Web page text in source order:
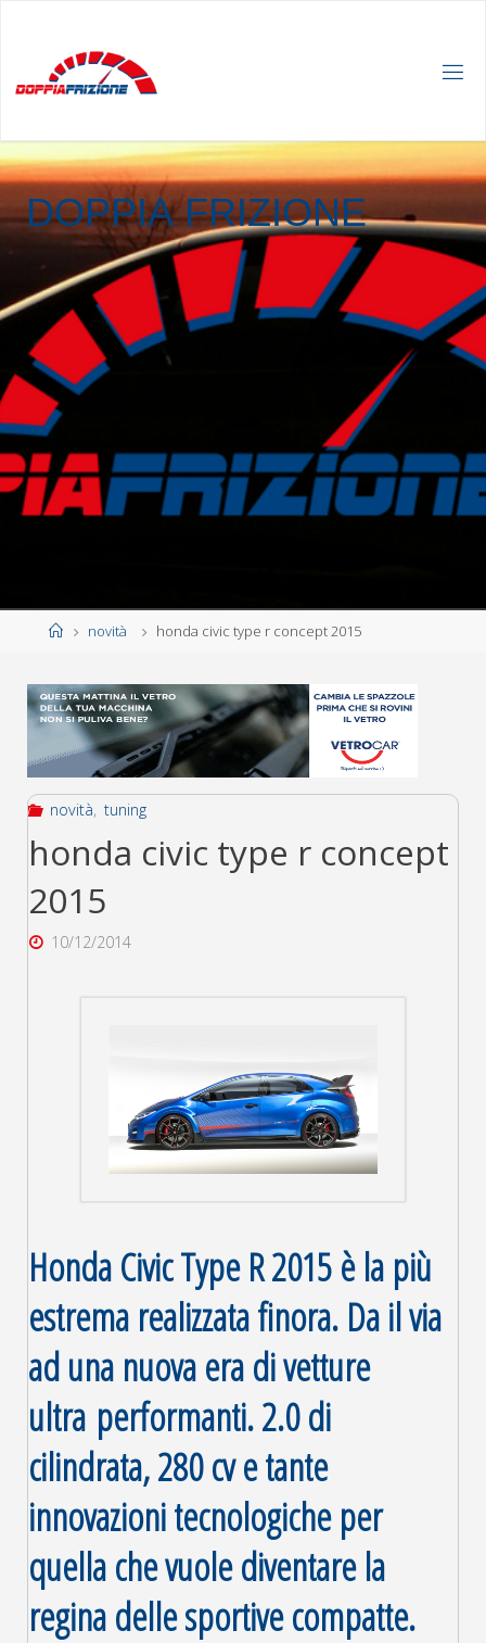
DOPPIA FRIZIONE
Homenovità honda civic type r concept 2015
novità, tuning
honda civic type r concept
2015
10/12/2014
Honda Civic Type R 2015 è la più
estrema realizzata finora. Da il via
ad una nuova era di vetture
ultra performanti. 2.0 di
cilindrata, 280 cv e tante
innovazioni tecnologiche per
quella che vuole diventare la
regina delle sportive compatte.